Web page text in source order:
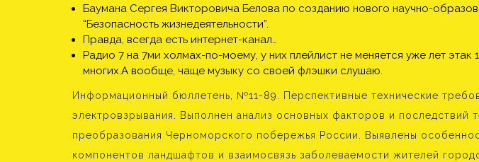
Баумана Сергея Викторовича Белова по cозданию нового научно-
“Безопасность жизнедеятельности”.
Правда, всегда есть интернет-канал…
Радио 7 на 7ми холмах-по-моему, у них плейлист не меняется уже лет этак
многих.А вообще, чаще музыку со своей флэшки слушаю.
Информационный бюллетень, №11-89. Перспективные технические
электровзрывания. Выполнен анализ основных факторов и последствий
преобразования Черноморского побережья России. Выявлены
компонентов ландшафтов и взаимосвязь заболеваемости жителей